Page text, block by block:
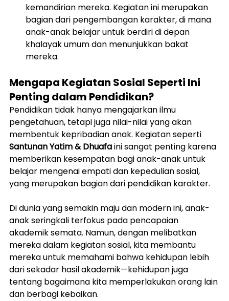
kemandirian mereka. Kegiatan ini merupakan
bagian dari pengembangan karakter, di mana
anak-anak belajar untuk berdiri di depan
khalayak umum dan menunjukkan bakat
mereka.
Mengapa Kegiatan Sosial Seperti Ini
Penting dalam Pendidikan?
Pendidikan tidak hanya mengajarkan ilmu
pengetahuan, tetapi juga nilai-nilai yang akan
membentuk kepribadian anak. Kegiatan seperti
Santunan Yatim & Dhuafa ini sangat penting karena
memberikan kesempatan bagi anak-anak untuk
belajar mengenai empati dan kepedulian sosial,
yang merupakan bagian dari pendidikan karakter.
Di dunia yang semakin maju dan modern ini, anak-
anak seringkali terfokus pada pencapaian
akademik semata. Namun, dengan melibatkan
mereka dalam kegiatan sosial, kita membantu
mereka untuk memahami bahwa kehidupan lebih
dari sekadar hasil akademik—kehidupan juga
tentang bagaimana kita memperlakukan orang lain
dan berbagi kebaikan.